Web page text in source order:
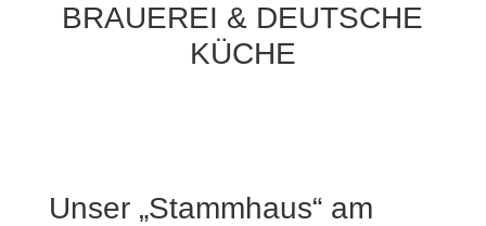
BRAUEREI & DEUTSCHE
KÜCHE
Unser „Stammhaus“ am